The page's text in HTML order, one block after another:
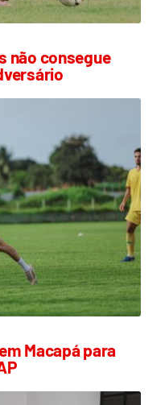
não consegue
Macapá para